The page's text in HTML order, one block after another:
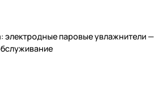
электродные паровые увлажнители —